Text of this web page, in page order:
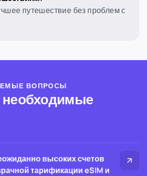
путешествие без проблем с
ВОПРОСЫ
необходимые
высоких счетов
тарификации eSIM и